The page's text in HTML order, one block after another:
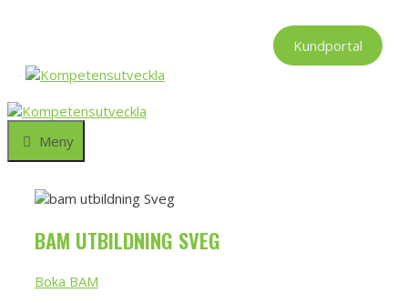
Kundportal
Meny
BAM UTBILDNING SVEG
Boka BAM